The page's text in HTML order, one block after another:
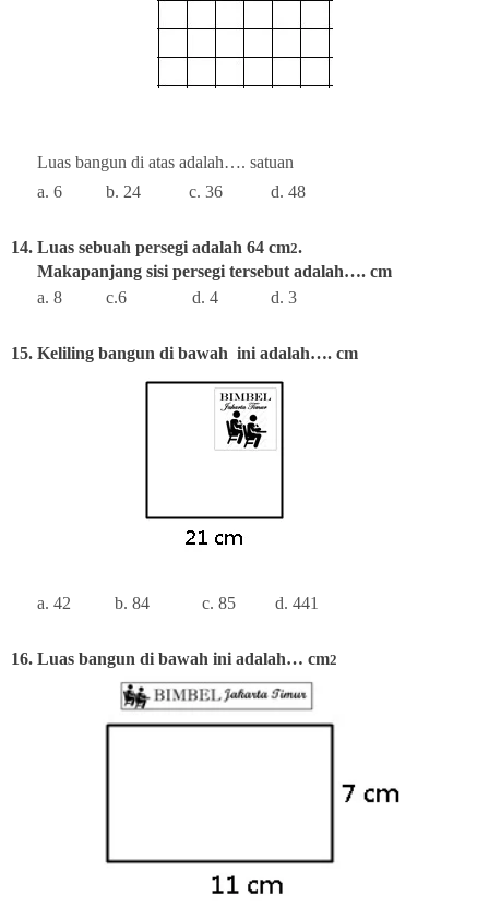
Luas bangun di atas adalah…. satuan
a. 6
b. 24 c. 36 d. 48
14. Luas sebuah persegi adalah 64 cm2.
Makapanjang sisi persegi tersebut adalah…. cm
a. 8
c.6 d. 4 d. 3
15. Keliling bangun di bawah ini adalah…. cm
a. 42 b. 84 c. 85 d. 441
16. Luas bangun di bawah ini adalah… cm2